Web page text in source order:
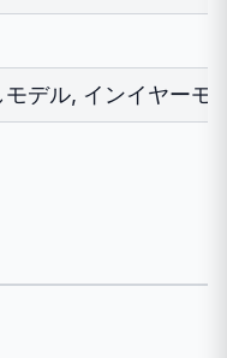
モデル, インイヤーモ